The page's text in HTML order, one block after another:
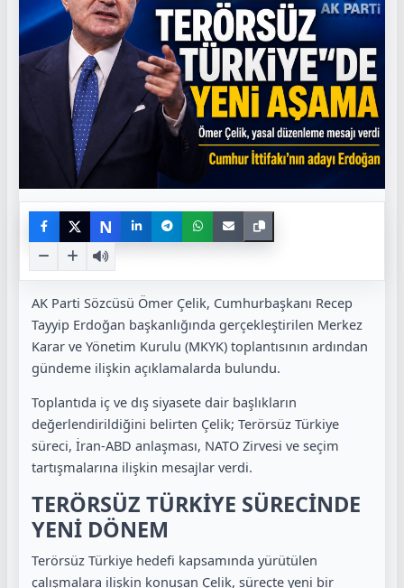
N
AK Parti Sözcüsü Ömer Çelik, Cumhurbaşkanı Recep
Tayyip Erdoğan başkanlığında gerçekleştirilen Merkez
Karar ve Yönetim Kurulu (MKYK) toplantısının ardından
gündeme ilişkin açıklamalarda bulundu.
Toplantıda iç ve dış siyasete dair başlıkların
değerlendirildiğini belirten Çelik; Terörsüz Türkiye
süreci, İran-ABD anlaşması, NATO Zirvesi ve seçim
tartışmalarına ilişkin mesajlar verdi.
TERÖRSÜZ TÜRKİYE SÜRECİNDE
YENİ DÖNEM
Terörsüz Türkiye hedefi kapsamında yürütülen
çalışmalara ilişkin konuşan Çelik, süreçte yeni bir